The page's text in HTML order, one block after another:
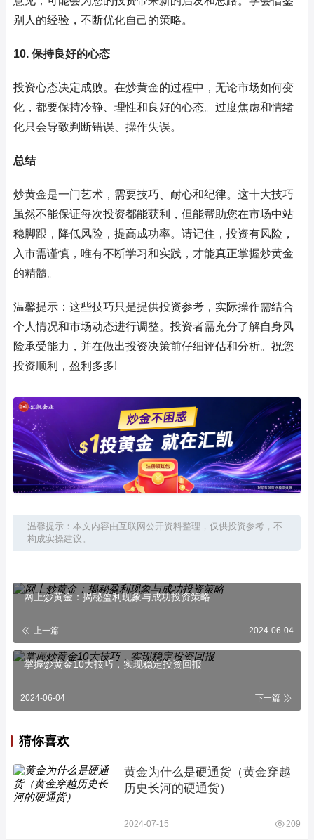
别人的经验，不断优化自己的策略。
10. 保持良好的心态
投资心态决定成败。在炒黄金的过程中，无论市场如何变
化，都要保持冷静、理性和良好的心态。过度焦虑和情绪
化只会导致判断错误、操作失误。
总结
炒黄金是一门艺术，需要技巧、耐心和纪律。这十大技巧
虽然不能保证每次投资都能获利，但能帮助您在市场中站
稳脚跟，降低风险，提高成功率。请记住，投资有风险，
入市需谨慎，唯有不断学习和实践，才能真正掌握炒黄金
的精髓。
温馨提示：这些技巧只是提供投资参考，实际操作需结合
个人情况和市场动态进行调整。投资者需充分了解自身风
险承受能力，并在做出投资决策前仔细评估和分析。祝您
投资顺利，盈利多多!
温馨提示：本文内容由互联网公开资料整理，仅供投资参考，不
构成实操建议。
网上炒黄金：揭秘盈利现象与成功投资策略
上一篇 2024-06-04
掌握炒黄金10大技巧，实现稳定投资回报
2024-06-04 下一篇
猜你喜欢
黄金为什么是硬通货（黄金穿越
历史长河的硬通货）
2024-07-15 209